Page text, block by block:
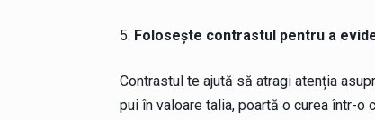
Folosește contrastul pentru a
Contrastul te ajută să atragi atenția
pui în valoare talia, poartă o curea într-